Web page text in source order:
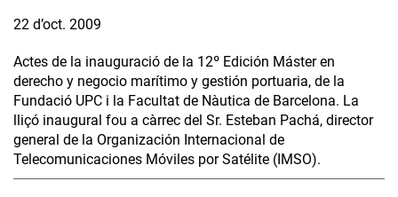
22 d’oct. 2009
Actes de la inauguració de la 12º Edición Máster en
derecho y negocio marítimo y gestión portuaria, de la
Fundació UPC i la Facultat de Nàutica de Barcelona. La
lliçó inaugural fou a càrrec del Sr. Esteban Pachá, director
general de la Organización Internacional de
Telecomunicaciones Móviles por Satélite (IMSO).